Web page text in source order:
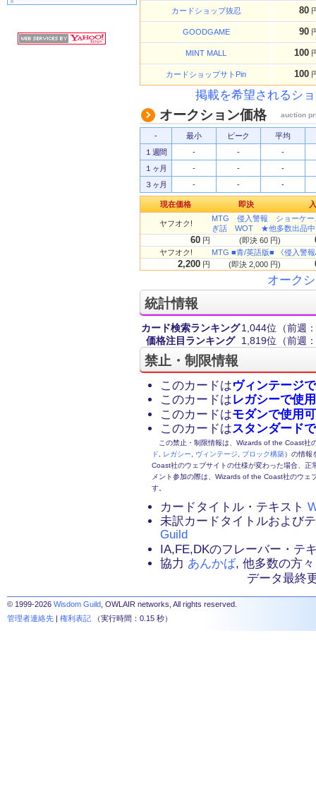
カードショップ抜忍 80
GOODGAME 90
MINT MALL 100
カードショップサトPin 100
掲載を希望されるシ
オークション価格 auction
- 最小 ピーク
平均
１週間
- -
-
１ヶ月
- -
-
３ヶ月
- - -
現在価格 即決
ヤフオク!
MTG 侵入警報 ショーケー
ぎ話 WOT ★他多数出品中
60 円 (即決 60 円)
ヤフオク! MTG ■青/英語版■ 《侵入警
2,200 円 (即決 2,000 円)
オーク
統計情報
カード検索ランキング1,044位
（前週
価格注目ランキング
1,819位 （前週
禁止・制限情報
このカードはヴィンテージ
このカードはレガシーで使
このカードはモダンで使用
このカードはスタンダード
この禁止・制限情報は、Wizards of the Coast社
ド
レガシー ヴィンテージ ブロック構築）の情報
Coast社のウェブサイトの仕様が変わった場合、
メント参加の際は、Wizards of the Coast社のウェ
す。
カードタイトル・テキスト
未訳カードタイトルおよび
Guild
IA,FE,DKのフレーバー・テ
協力 あんかば, 他多数の方々
データ最終
© 1999-2026 Wisdom Guild , OWLAIR networks, All rights reserved.
管理者連絡先 | 権利表記 （実行時間：0.15 秒）